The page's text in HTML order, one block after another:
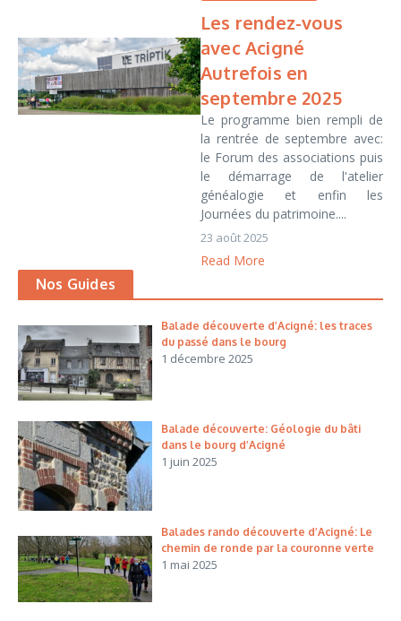
Les rendez-vous
avec Acigné
Autrefois en
septembre 2025
Le programme bien rempli de
la rentrée de septembre avec:
le Forum des associations puis
le démarrage de l'atelier
généalogie et enfin les
Journées du patrimoine....
23 août 2025
Read More
Nos Guides
Balade découverte d’Acigné: les traces
du passé dans le bourg
1 décembre 2025
Balade découverte: Géologie du bâti
dans le bourg d’Acigné
1 juin 2025
Balades rando découverte d’Acigné: Le
chemin de ronde par la couronne verte
1 mai 2025